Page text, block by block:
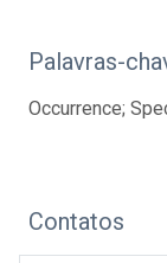
Palavras-
Occurrence;
Contatos